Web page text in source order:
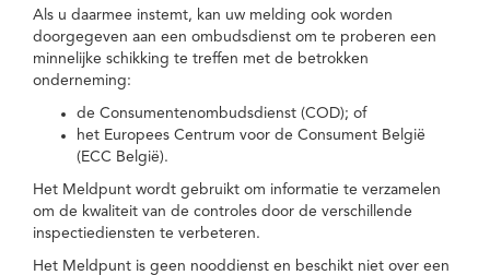
Als u daarmee instemt, kan uw melding ook worden
doorgegeven aan een ombudsdienst om te proberen een
minnelijke schikking te treffen met de betrokken
onderneming:
de Consumentenombudsdienst (COD); of
het Europees Centrum voor de Consument België
(ECC België).
Het Meldpunt wordt gebruikt om informatie te verzamelen
om de kwaliteit van de controles door de verschillende
inspectiediensten te verbeteren.
Het Meldpunt is geen nooddienst en beschikt niet over een